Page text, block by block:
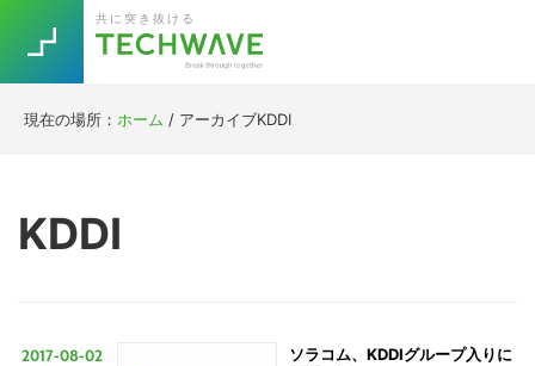
primary
navigation
main
content
primary
sidebar
footer
共に突き抜ける
現在の場所： ホーム / アーカイブKDDI
KDDI
2017-08-02
ソラコム、KDDIグループ入りに